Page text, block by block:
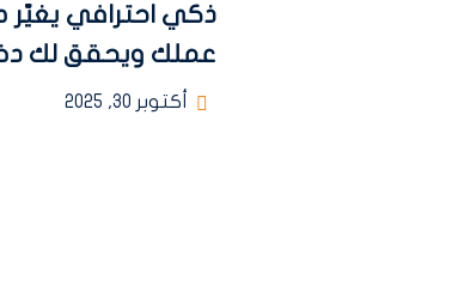
ذكي احترافي يغيّر
عملك ويحقق لك
أكتوبر 30, 2025